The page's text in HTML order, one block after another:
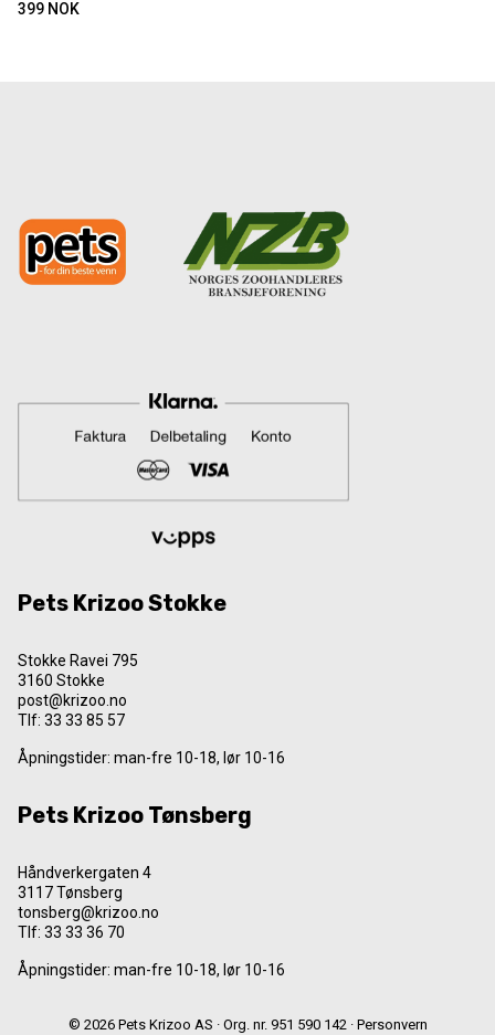
399 NOK
Pets Krizoo Stokke
Stokke Ravei 795
3160 Stokke
post@krizoo.no
Tlf: 33 33 85 57
Åpningstider: man-fre 10-18, lør 10-16
Pets Krizoo Tønsberg
Håndverkergaten 4
3117 Tønsberg
tonsberg@krizoo.no
Tlf: 33 33 36 70
Åpningstider: man-fre 10-18, lør 10-16
© 2026 Pets Krizoo AS · Org. nr. 951 590 142 · Personvern